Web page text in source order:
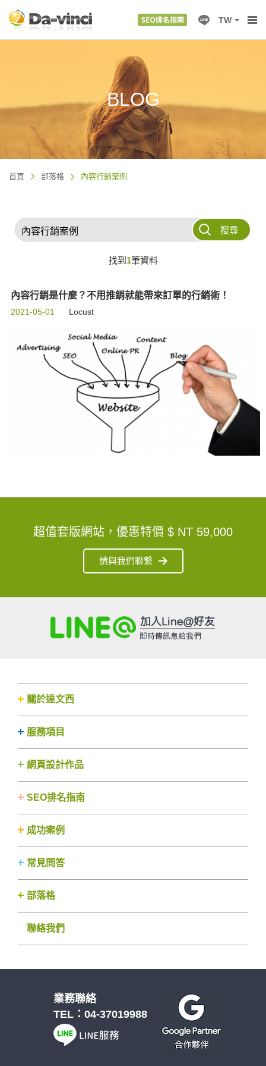
TW
BLOG
首頁 部落格 內容行銷案例
搜尋
找到 1筆資料
內容行銷是什麼？不用推銷就能帶來訂單的行銷術！
2021-05-01 Locust
超值套版網站，優惠特價 $ NT 59,000
請與我們聯繫
關於達文西
服務項目
網頁設計作品
SEO排名指南
成功案例
常見問答
部落格
聯絡我們
業務聯絡
TEL： 04-37019988